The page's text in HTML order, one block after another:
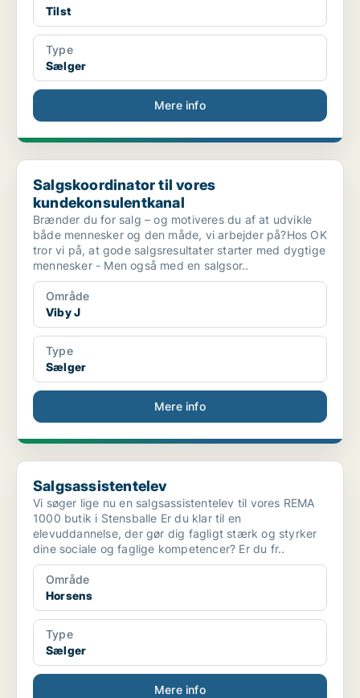
Tilst
Type
Sælger
Mere info
Salgskoordinator til vores kundekonsulentkanal
Salgskoordinator til vores
kundekonsulentkanal
Brænder du for salg – og motiveres du af at udvikle
både mennesker og den måde, vi arbejder på?Hos OK
tror vi på, at gode salgsresultater starter med dygtige
mennesker - Men også med en salgsor..
Område
Viby J
Type
Sælger
Mere info
Salgsassistentelev
Salgsassistentelev
Vi søger lige nu en salgsassistentelev til vores REMA
1000 butik i Stensballe Er du klar til en
elevuddannelse, der gør dig fagligt stærk og styrker
dine sociale og faglige kompetencer? Er du fr..
Område
Horsens
Type
Sælger
Mere info